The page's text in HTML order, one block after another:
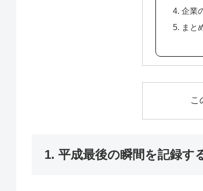
4. 企業
5. まと
こ
1. 平成最後の瞬間を記録す